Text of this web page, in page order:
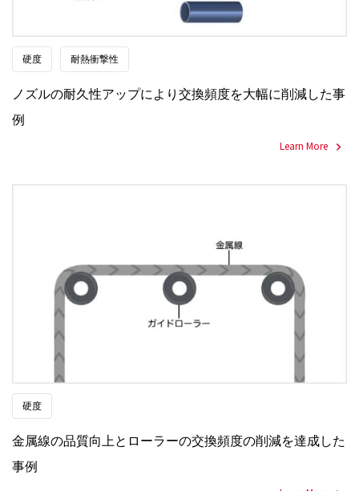
硬度 耐熱衝撃性
ノズルの耐久性アップにより交換頻度を大幅に削減した事
例
Learn More
硬度
金属線の品質向上とローラーの交換頻度の削減を達成した
事例